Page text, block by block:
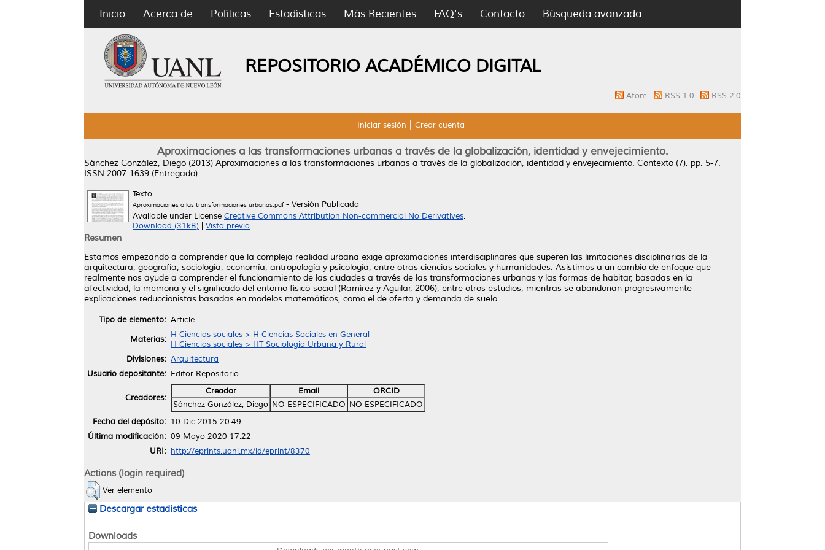
Inicio Acerca de Políticas Estadísticas Más Recientes FAQ's Contacto Búsqueda avanzada
REPOSITORIO ACADÉMICO DIGITAL
Atom RSS 1.0 RSS 2.0
Iniciar sesión Crear cuenta
Aproximaciones a las transformaciones urbanas a través de la globalización, identidad y envejecimiento.
Sánchez González, Diego (2013) Aproximaciones a las transformaciones urbanas a través de la globalización, identidad y envejecimiento. Contexto (7). pp. 5-7.
ISSN 2007-1639 (Entregado)
Texto
Aproximaciones a las transformaciones urbanas.pdf- Versión Publicada
Available under License Creative Commons Attribution Non-commercial No Derivatives.
Download (31kB)
Vista previa
Resumen
Estamos empezando a comprender que la compleja realidad urbana exige aproximaciones interdisciplinares que superen las limitaciones disciplinarias de la
arquitectura, geografía, sociología, economía, antropología y psicología, entre otras ciencias sociales y humanidades. Asistimos a un cambio de enfoque que
realmente nos ayude a comprender el funcionamiento de las ciudades a través de las transformaciones urbanas y las formas de habitar, basadas en la
afectividad, la memoria y el significado del entorno físico-social (Ramírez y Aguilar, 2006), entre otros estudios, mientras se abandonan progresivamente
explicaciones reduccionistas basadas en modelos matemáticos, como el de oferta y demanda de suelo.
Tipo de elemento: Article
Materias: H Ciencias sociales > H Ciencias Sociales en General
H Ciencias sociales > HT Sociologia Urbana y Rural
Divisiones: Arquitectura
Usuario depositante: Editor Repositorio
Creadores:
Creador Email
ORCID
Sánchez González, Diego NO ESPECIFICADO NO ESPECIFICADO
Fecha del depósito: 10 Dic 2015 20:49
Última modificación: 09 Mayo 2020 17:22
URI: http://eprints.uanl.mx/id/eprint/8370
Actions (login required)
Ver elemento
Descargar estadísticas
Downloads